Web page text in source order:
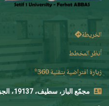
الخريطة
أنظر المخطط
زيارة افتراضية بتقنية 360°
مجمّع الباز، سطيف، 19137، الجزائر